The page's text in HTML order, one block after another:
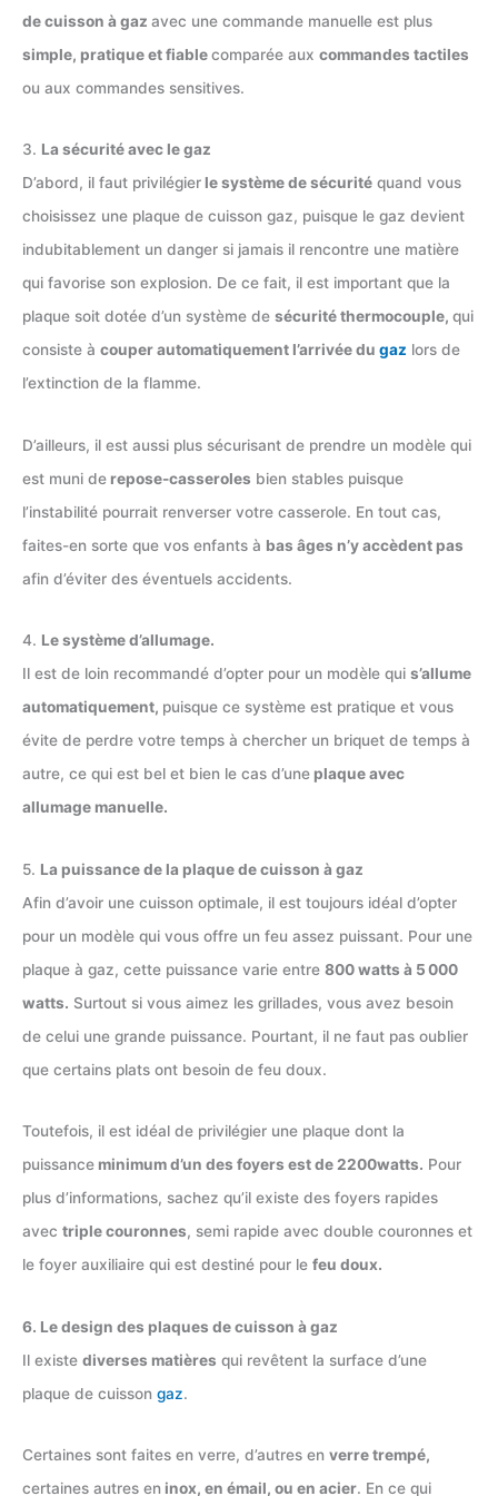
de cuisson à gaz avec une commande manuelle est plus
simple, pratique et fiablecomparée aux commandes tactiles
ou aux commandes sensitives.
3. La sécurité avec le gaz
D’abord, il faut privilégier le système de sécurité quand vous
choisissez une plaque de cuisson gaz, puisque le gaz devient
indubitablement un danger si jamais il rencontre une matière
qui favorise son explosion. De ce fait, il est important que la
plaque soit dotée d’un système de sécurité thermocouple, qui
consiste à couper automatiquement l’arrivée du gaz lors de
l’extinction de la flamme.
D’ailleurs, il est aussi plus sécurisant de prendre un modèle qui
est muni de repose-casseroles bien stables puisque
l’instabilité pourrait renverser votre casserole. En tout cas,
faites-en sorte que vos enfants à bas âges n’y accèdent pas
afin d’éviter des éventuels accidents.
4. Le système d’allumage.
Il est de loin recommandé d’opter pour un modèle qui s’allume
automatiquement, puisque ce système est pratique et vous
évite de perdre votre temps à chercher un briquet de temps à
autre, ce qui est bel et bien le cas d’une plaque avec
allumage manuelle.
5. La puissance de la plaque de cuisson à gaz
Afin d’avoir une cuisson optimale, il est toujours idéal d’opter
pour un modèle qui vous offre un feu assez puissant. Pour une
plaque à gaz, cette puissance varie entre 800 watts à 5 000
watts. Surtout si vous aimez les grillades, vous avez besoin
de celui une grande puissance. Pourtant, il ne faut pas oublier
que certains plats ont besoin de feu doux.
Toutefois, il est idéal de privilégier une plaque dont la
puissance minimum d’un des foyers est de 2200watts. Pour
plus d’informations, sachez qu’il existe des foyers rapides
avec triple couronnes, semi rapide avec double couronnes et
le foyer auxiliaire qui est destiné pour le feu doux.
6. Le design des plaques de cuisson à gaz
Il existe diverses matières qui revêtent la surface d’une
plaque de cuisson gaz.
Certaines sont faites en verre, d’autres en verre trempé,
certaines autres en inox, en émail, ou en acier. En ce qui